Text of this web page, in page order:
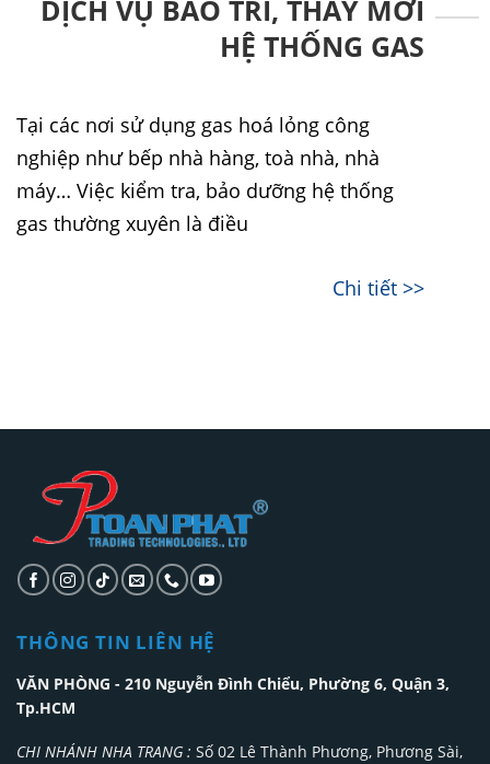
DỊCH VỤ BẢO TRÌ, THAY MỚI
HỆ THỐNG GAS
Tại các nơi sử dụng gas hoá lỏng công
nghiệp như bếp nhà hàng, toà nhà, nhà
máy… Việc kiểm tra, bảo dưỡng hệ thống
gas thường xuyên là điều
Chi tiết >>
THÔNG TIN LIÊN HỆ
VĂN PHÒNG - 210 Nguyễn Đình Chiểu, Phường 6, Quận 3,
Tp.HCM
CHI NHÁNH NHA TRANG : Số 02 Lê Thành Phương, Phương Sài,